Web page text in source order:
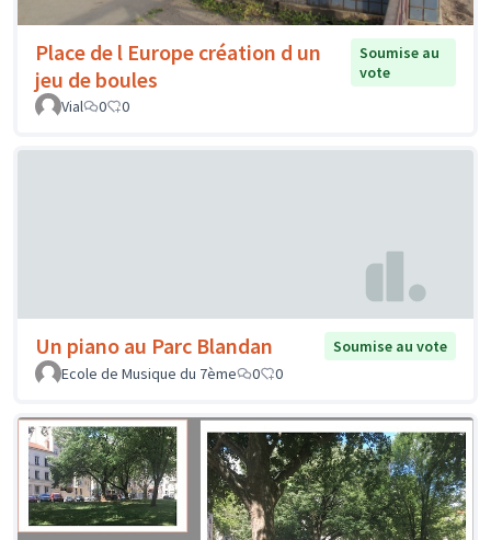
Place de l Europe création d un
jeu de boules
Soumise au
vote
Vial
0 0
Un piano au Parc Blandan
Soumise au vote
Ecole de Musique du 7ème
0 0